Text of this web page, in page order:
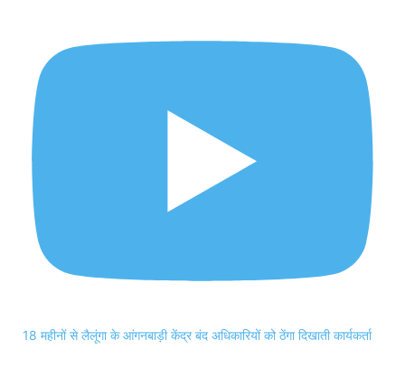
18 महीनों से लैलूंगा के आंगनबाड़ी केंद्र बंद अधिकारियों को ठेंगा दिखाती कार्यकर्ता